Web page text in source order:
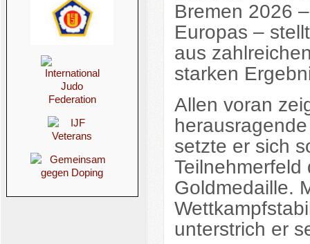
Bremen 2026
Europas –
aus
starken
Allen voran
setzte er sich
Goldmedaille.
unterstrich er